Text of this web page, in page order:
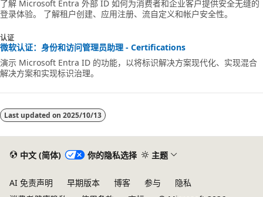
了解 Microsoft Entra 外部 ID 如何为消费者和企业客户提供安全无缝的
登录体验。 了解租户创建、应用注册、流自定义和帐户安全性。
认证
微软认证：身份和访问管理员助理 - Certifications
演示 Microsoft Entra ID 的功能，以将标识解决方案现代化、实现混合
解决方案和实现标识治理。
Last updated on 2025/10/13
中文 (简体) 你的隐私选择 主题
AI 免责声明 早期版本 博客 参与
隐私